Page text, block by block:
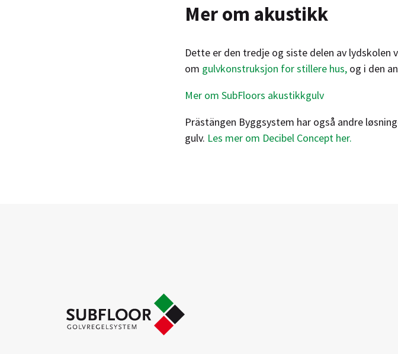
Mer om akustikk
Dette er den tredje og siste delen av lydskolen
om gulvkonstruksjon for stillere hus, og i den
Mer om SubFloors akustikkgulv
Prästängen Byggsystem har også andre
gulv. Les mer om Decibel Concept her.